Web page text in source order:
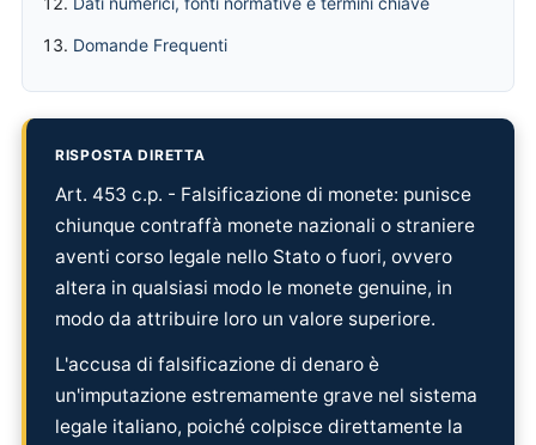
Domande Frequenti
RISPOSTA DIRETTA
Art. 453 c.p. - Falsificazione di monete: punisce
chiunque contraffà monete nazionali o straniere
aventi corso legale nello Stato o fuori, ovvero
altera in qualsiasi modo le monete genuine, in
modo da attribuire loro un valore superiore.
L'accusa di falsificazione di denaro è
un'imputazione estremamente grave nel sistema
legale italiano, poiché colpisce direttamente la